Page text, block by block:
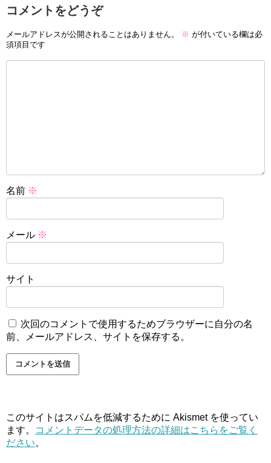
コメントをどうぞ
メールアドレスが公開されることはありません。 ※ が付いている欄は必
須項目です
名前 ※
メール ※
サイト
次回のコメントで使用するためブラウザーに自分の名
前、メールアドレス、サイトを保存する。
このサイトはスパムを低減するために Akismet を使ってい
ます。
コメントデータの処理方法の詳細はこちらをご覧く
ださい。